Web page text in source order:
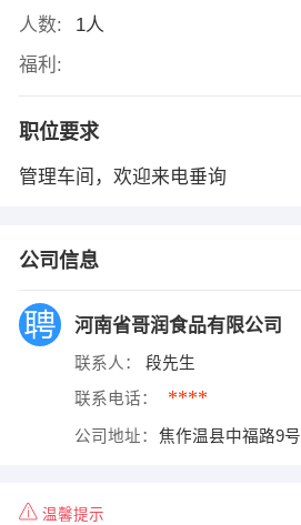
人数:
1人
福利:
职位要求
管理车间，欢迎来电垂询
公司信息
河南省哥润食品有限公司
联系人： 段先生
联系电话： ****
公司地址： 焦作温县中福路9号
温馨提示